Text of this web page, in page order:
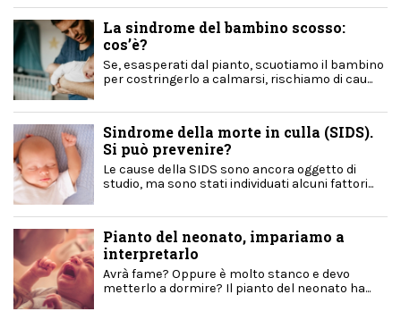
La sindrome del bambino scosso:
cos’è?
Se, esasperati dal pianto, scuotiamo il bambino
per costringerlo a calmarsi, rischiamo di cau...
Sindrome della morte in culla (SIDS).
Si può prevenire?
Le cause della SIDS sono ancora oggetto di
studio, ma sono stati individuati alcuni fattori...
Pianto del neonato, impariamo a
interpretarlo
Avrà fame? Oppure è molto stanco e devo
metterlo a dormire? Il pianto del neonato ha...